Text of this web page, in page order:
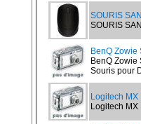
SOURIS
SOURIS
BenQ Zowie
BenQ Zowie
Souris pour
Logitech MX
Logitech MX